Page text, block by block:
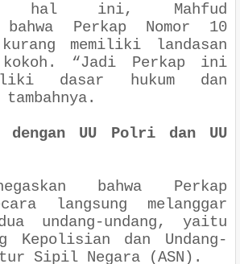
hal ini, Mahfud
bahwa Perkap Nomor 10
memiliki landasan
kokoh. “Jadi Perkap ini
dasar hukum dan
dengan UU Polri dan UU
bahwa Perkap
langsung melanggar
undang-undang, yaitu
Kepolisian dan Undang-
Sipil Negara (ASN).